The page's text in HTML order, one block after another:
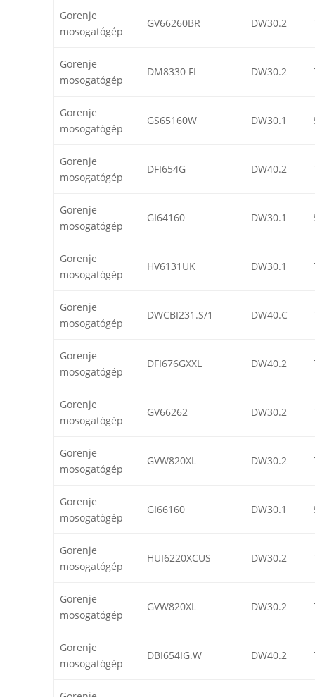
Gorenje
mosogatógép
GV66260BR DW30.2
Gorenje
mosogatógép
DM8330 FI DW30.2
Gorenje
mosogatógép
GS65160W DW30.1
Gorenje
mosogatógép
DFI654G DW40.2
Gorenje
mosogatógép
GI64160 DW30.1
Gorenje
mosogatógép
HV6131UK DW30.1
Gorenje
mosogatógép
DWCBI231.S/1 DW40.C
Gorenje
mosogatógép
DFI676GXXL DW40.2
Gorenje
mosogatógép
GV66262 DW30.2
Gorenje
mosogatógép
GVW820XL DW30.2
Gorenje
mosogatógép
GI66160 DW30.1
Gorenje
mosogatógép
HUI6220XCUS DW30.2
Gorenje
mosogatógép
GVW820XL DW30.2
Gorenje
mosogatógép
DBI654IG.W DW40.2